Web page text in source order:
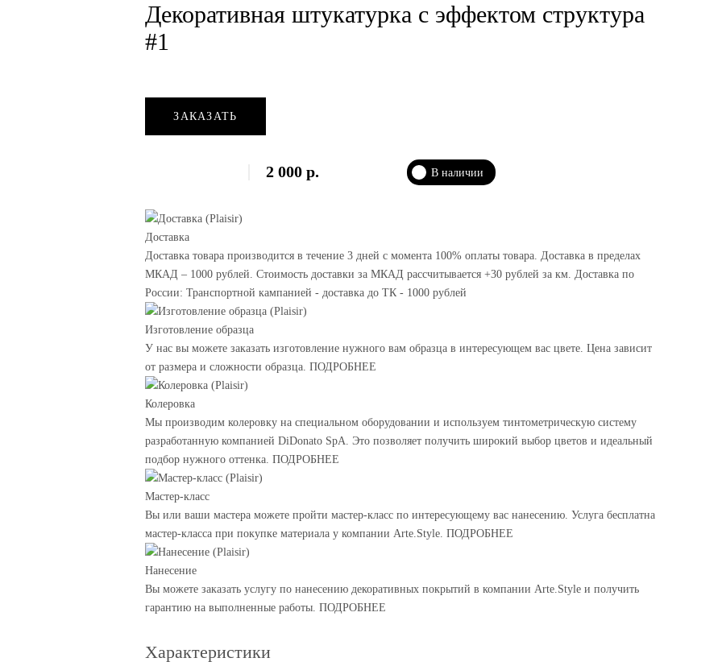
Декоративная штукатурка с эффектом cтруктура
#1
ЗАКАЗАТЬ
2 000 р. В наличии
Доставка
Доставка товара производится в течение 3 дней с момента 100% оплаты товара. Доставка в пределах
МКАД – 1000 рублей. Стоимость доставки за МКАД рассчитывается +30 рублей за км. Доставка по
России: Транспортной кампанией - доставка до ТК - 1000 рублей
Изготовление образца
У нас вы можете заказать изготовление нужного вам образца в интересующем вас цвете. Цена зависит
от размера и сложности образца. ПОДРОБНЕЕ
Колеровка
Мы производим колеровку на специальном оборудовании и используем тинтометрическую систему
разработанную компанией DiDonato SpA. Это позволяет получить широкий выбор цветов и идеальный
подбор нужного оттенка. ПОДРОБНЕЕ
Мастер-класс
Вы или ваши мастера можете пройти мастер-класс по интересующему вас нанесению. Услуга бесплатна
мастер-класса при покупке материала у компании Arte.Style. ПОДРОБНЕЕ
Нанесение
Вы можете заказать услугу по нанесению декоративных покрытий в компании Arte.Style и получить
гарантию на выполненные работы. ПОДРОБНЕЕ
Характеристики